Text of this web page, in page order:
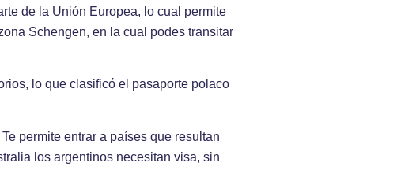
de la Unión Europea, lo cual permite
Schengen, en la cual podes transitar
lo que clasificó el pasaporte polaco
permite entrar a países que resultan
los argentinos necesitan visa, sin